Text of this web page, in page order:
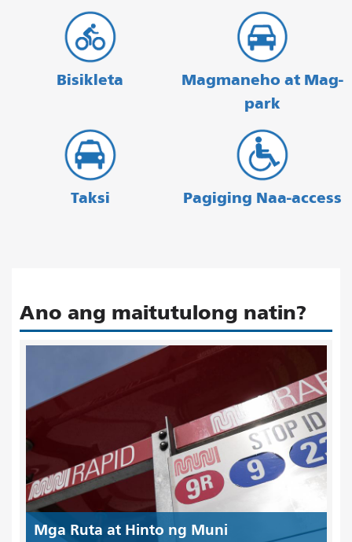
Bisikleta
Magmaneho at Mag-
park
Taksi Pagiging Naa-access
Ano ang maitutulong natin?
Mga Ruta at Hinto ng Muni